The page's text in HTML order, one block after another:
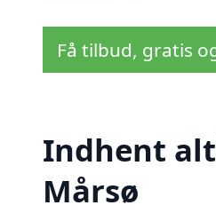
Få tilbud, gratis
Indhent
Mårsø